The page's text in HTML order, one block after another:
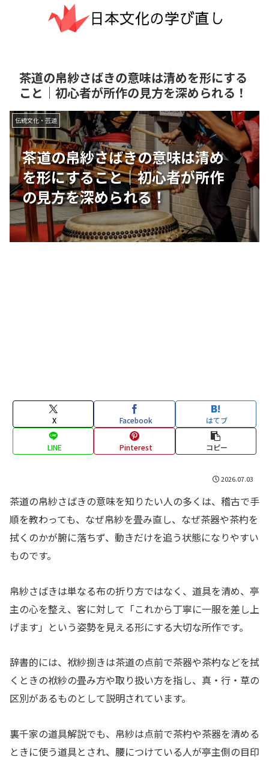
茶道の帛紗さばきの意味は清めを形にする
こと｜初心者が所作の見方を深められる！
茶道の帛紗さばきの意味は清め
を形にすること｜初心者が所作
の見方を深められる！
伝統文化・芸道
X Facebook はてブ
LINE Pinterest コピー
2026.07.03
茶道の帛紗さばきの意味を知りたい人の多くは、稽古で手
順を教わっても、なぜ帛紗を畳み直し、なぜ茶器や茶杓を
拭くのかが腑に落ちず、動きだけを追う状態になりやすい
ものです。
帛紗さばきは単なる布の折り方ではなく、道具を清め、亭
主の心を整え、客に対して「これから丁寧に一服を差し上
げます」という姿勢を見える形にする大切な所作です。
辞書的には、袱紗捌きは茶道の点前で茶器や茶杓などを拭
くときの袱紗の畳み方や取り扱い方を指し、真・行・草の
区別があるものとして説明されています。
裏千家の道具解説でも、帛紗は点前で茶杓や茶器を清める
ときに使う道具とされ、腰につけている人が亭主側の目印